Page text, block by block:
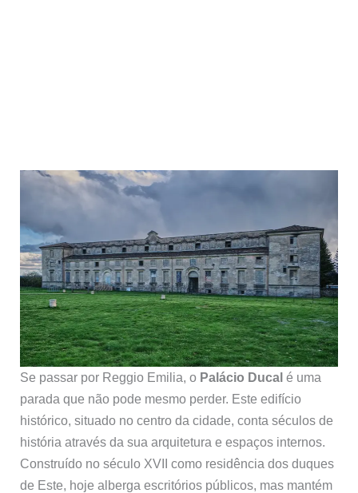
Se passar por Reggio Emilia, o Palácio Ducal é uma
parada que não pode mesmo perder. Este edifício
histórico, situado no centro da cidade, conta séculos de
história através da sua arquitetura e espaços internos.
Construído no século XVII como residência dos duques
de Este, hoje alberga escritórios públicos, mas mantém